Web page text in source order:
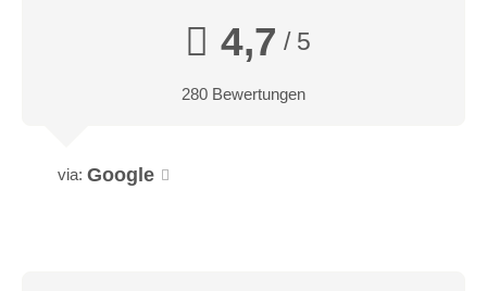
4,7 / 5
280 Bewertungen
via: Google